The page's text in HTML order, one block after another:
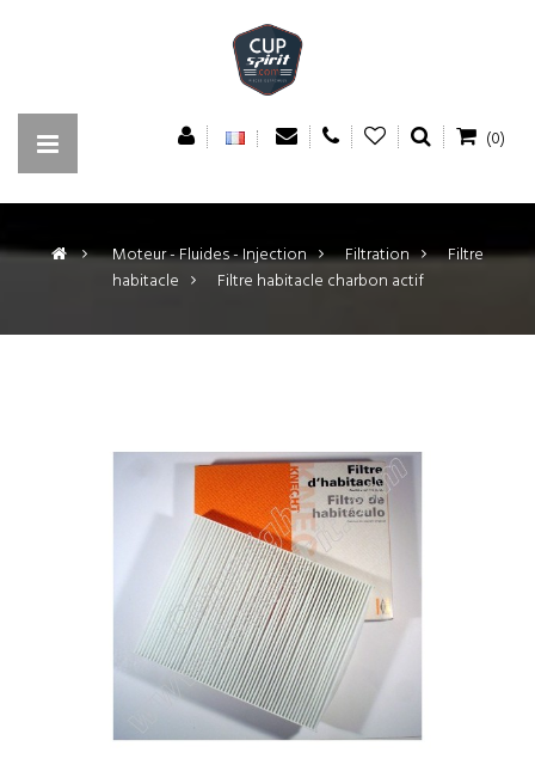
(0)
> Moteur - Fluides - Injection > Filtration >
Filtre
habitacle > Filtre habitacle charbon actif